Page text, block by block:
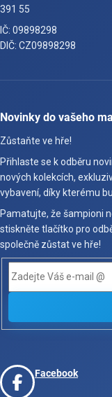
391 55
IČ: 09898298
DIČ: CZ09898298
Novinky do vašeho
Zůstaňte ve hře!
Přihlaste se k odběru
nových kolekcích,
vybavení, díky kterému
Pamatujte, že šampioni
stiskněte tlačítko pro
společně zůstat ve hře!
Facebook